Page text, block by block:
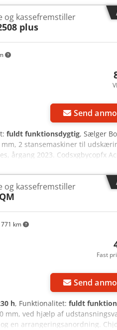
videoinspektion via
på lager. Straks tilgængelig –
og kassefremstiller
plus
Send
fuldt funktionsdygtig, Sælger
2 stansemaskiner til
årgang 2023. Codsxgbycopfx
km
og kassefremstiller
Fast
Send
h, Funktionalitet: fuldt
mm, ved hjælp af
en arrangeringsanordning.